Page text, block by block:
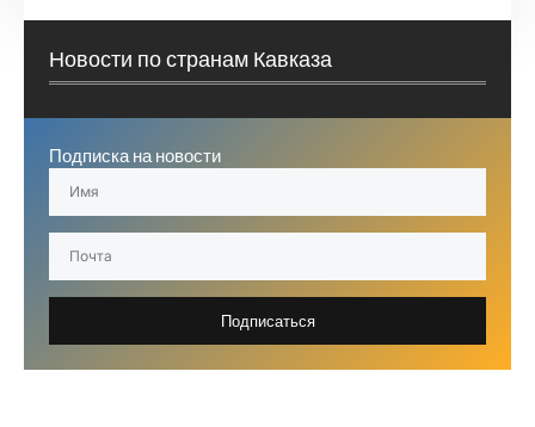
Новости по странам Кавказа
Подписка на новости
Подписаться